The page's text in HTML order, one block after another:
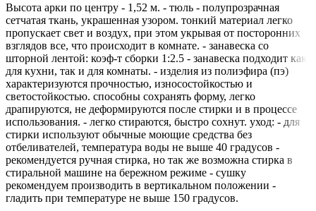
Высота арки по центру - 1,52 м. - тюль - полупрозрачная
сетчатая ткань, украшенная узором. тонкий материал легко
пропускает свет и воздух, при этом укрывая от посторонних
взглядов все, что происходит в комнате. - занавеска со
шторной лентой: коэф-т сборки 1:2.5 - занавеска подходит как
для кухни, так и для комнаты. - изделия из полиэфира (пэ)
характеризуются прочностью, износостойкостью и
светостойкостью. способны сохранять форму, легко
драпируются, не деформируются после стирки и в процессе
использования. - легко стираются, быстро сохнут. уход: - для
стирки используют обычные моющие средства без
отбеливателей, температура воды не выше 40 градусов -
рекомендуется ручная стирка, но так же возможна стирка в
стиральной машине на бережном режиме - сушку
рекомендуем производить в вертикальном положении -
гладить при температуре не выше 150 градусов.